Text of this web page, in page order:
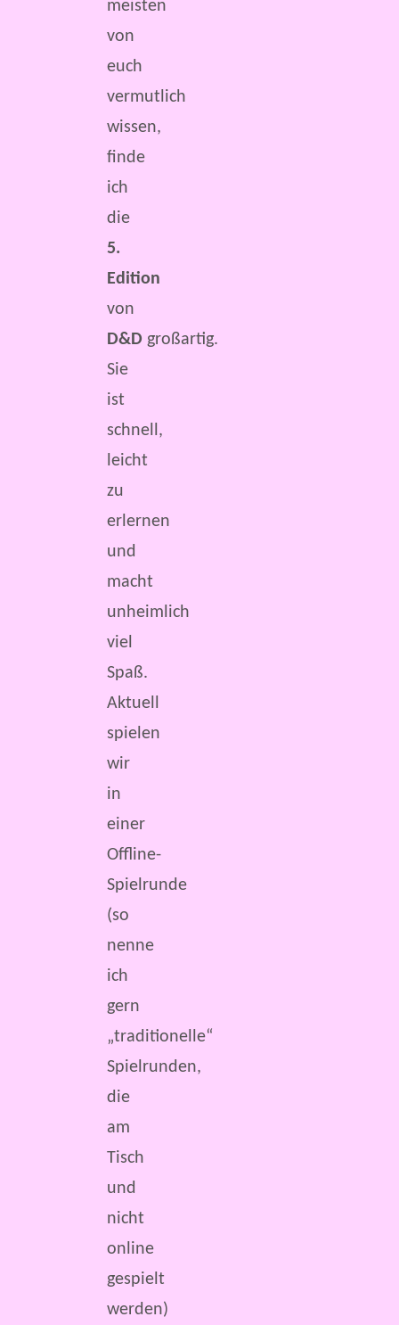
meisten
von
euch
vermutlich
wissen,
finde
ich
die
5.
Edition
von
D&D großartig.
Sie
ist
schnell,
leicht
zu
erlernen
und
macht
unheimlich
viel
Spaß.
Aktuell
spielen
wir
in
einer
Offline-
Spielrunde
(so
nenne
ich
gern
„traditionelle“
Spielrunden,
die
am
Tisch
und
nicht
online
gespielt
werden)